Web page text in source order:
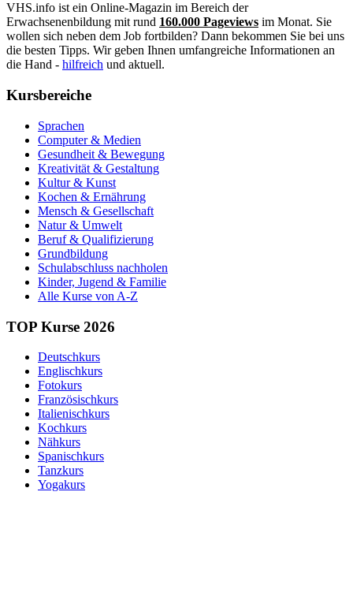
VHS.info ist ein Online-Magazin im Bereich der
Erwachsenenbildung mit rund 160.000 Pageviews im Monat. Sie
wollen sich neben dem Job fortbilden? Dann bekommen Sie bei uns
die besten Tipps. Wir geben Ihnen umfangreiche Informationen an
die Hand - hilfreich und aktuell.
Kursbereiche
Sprachen
Computer & Medien
Gesundheit & Bewegung
Kreativität & Gestaltung
Kultur & Kunst
Kochen & Ernährung
Mensch & Gesellschaft
Natur & Umwelt
Beruf & Qualifizierung
Grundbildung
Schulabschluss nachholen
Kinder, Jugend & Familie
Alle Kurse von A-Z
TOP Kurse 2026
Deutschkurs
Englischkurs
Fotokurs
Französischkurs
Italienischkurs
Kochkurs
Nähkurs
Spanischkurs
Tanzkurs
Yogakurs